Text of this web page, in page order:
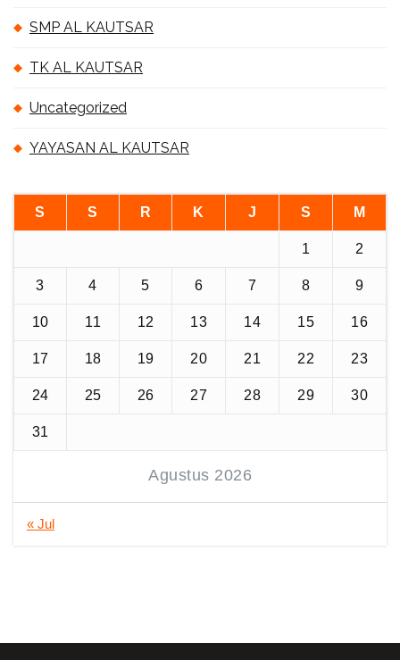
SMP AL KAUTSAR
TK AL KAUTSAR
Uncategorized
YAYASAN AL KAUTSAR
Agustus 2026
S S R K J S M
1 2
3 4 5 6 7 8 9
10 11 12 13 14 15 16
17 18 19 20 21 22 23
24 25 26 27 28 29 30
31
« Jul